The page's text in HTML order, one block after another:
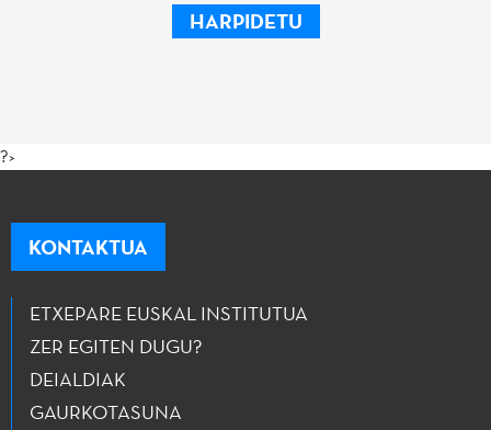
HARPIDETU
?>
KONTAKTUA
ETXEPARE EUSKAL INSTITUTUA
ZER EGITEN DUGU?
DEIALDIAK
GAURKOTASUNA